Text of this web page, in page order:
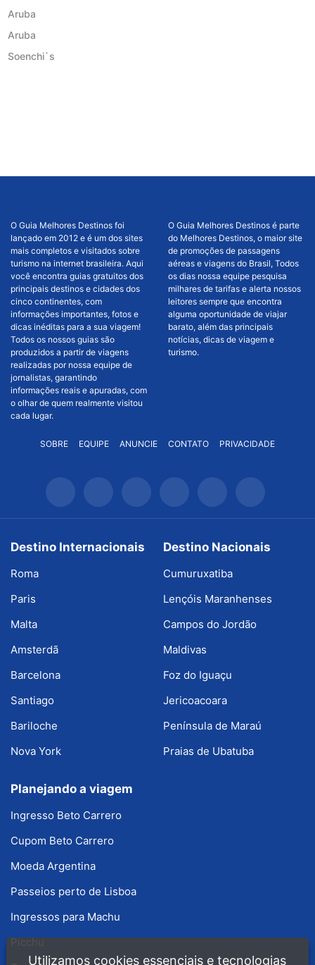
Aruba
Aruba
Soenchi`s
O Guia Melhores Destinos foi
lançado em 2012 e é um dos sites
mais completos e visitados sobre
turismo na internet brasileira. Aqui
você encontra guias gratuitos dos
principais destinos e cidades dos
cinco continentes, com
informações importantes, fotos e
dicas inéditas para a sua viagem!
Todos os nossos guias são
produzidos a partir de viagens
realizadas por nossa equipe de
jornalistas, garantindo
informações reais e apuradas, com
o olhar de quem realmente visitou
cada lugar.
O Guia Melhores Destinos é parte
do Melhores Destinos, o maior site
de promoções de passagens
aéreas e viagens do Brasil, Todos
os dias nossa equipe pesquisa
milhares de tarifas e alerta nossos
leitores sempre que encontra
alguma oportunidade de viajar
barato, além das principais
notícias, dicas de viagem e
turismo.
SOBRE EQUIPE ANUNCIE CONTATO PRIVACIDADE
Destino Internacionais
Roma
Paris
Malta
Amsterdã
Barcelona
Santiago
Bariloche
Nova York
Destino Nacionais
Cumuruxatiba
Lençóis Maranhenses
Campos do Jordão
Maldivas
Foz do Iguaçu
Jericoacoara
Península de Maraú
Praias de Ubatuba
Planejando a viagem
Ingresso Beto Carrero
Cupom Beto Carrero
Moeda Argentina
Passeios perto de Lisboa
Ingressos para Machu
Utilizamos cookies essenciais e tecnologias